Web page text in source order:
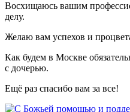
Восхищаюсь вашим
делу.
Желаю вам успехов и
Как будем в Москве
с дочерью.
Ещё раз спасибо вам за все!